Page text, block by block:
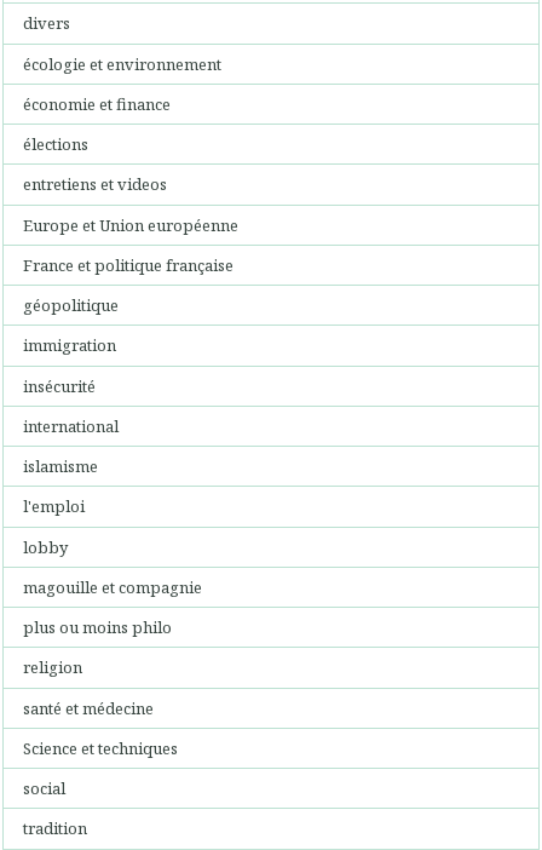
divers
écologie et environnement
économie et finance
élections
entretiens et videos
Europe et Union européenne
France et politique française
géopolitique
immigration
insécurité
international
islamisme
l'emploi
lobby
magouille et compagnie
plus ou moins philo
religion
santé et médecine
Science et techniques
social
tradition